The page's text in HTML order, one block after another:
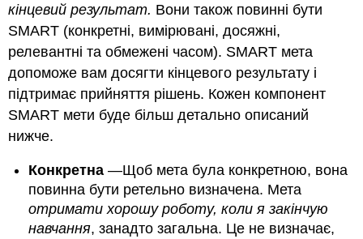
кінцевий результат. Вони також повинні бути
SMART (конкретні, вимірювані, досяжні,
релевантні та обмежені часом). SMART мета
допоможе вам досягти кінцевого результату і
підтримає прийняття рішень. Кожен компонент
SMART мети буде більш детально описаний
нижче.
Конкретна —Щоб мета була конкретною, вона
повинна бути ретельно визначена. Мета
отримати хорошу роботу, коли я закінчую
навчання, занадто загальна. Це не визначає,